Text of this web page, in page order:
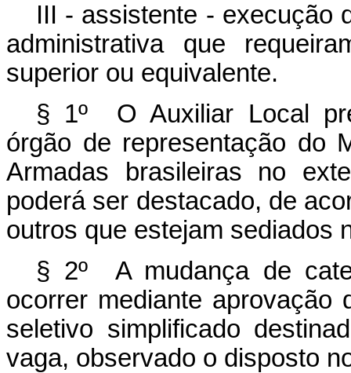
III - assistente - execução
administrativa que
superior ou equivalente.
§ 1º O Auxiliar Local
órgão de representação do
Armadas brasileiras no
poderá ser destacado, de
outros que estejam sediados
§ 2º A mudança de
ocorrer mediante aprovação
seletivo simplificado
vaga, observado o disposto